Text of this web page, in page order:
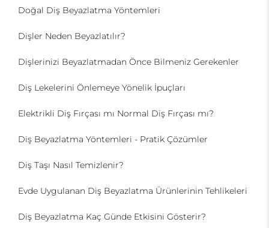
Doğal Diş Beyazlatma Yöntemleri
Dişler Neden Beyazlatılır?
Dişlerinizi Beyazlatmadan Önce Bilmeniz Gerekenler
Diş Lekelerini Önlemeye Yönelik İpuçları
Elektrikli Diş Fırçası mı Normal Diş Fırçası mı?
Diş Beyazlatma Yöntemleri - Pratik Çözümler
Diş Taşı Nasıl Temizlenir?
Evde Uygulanan Diş Beyazlatma Ürünlerinin Tehlikeleri
Diş Beyazlatma Kaç Günde Etkisini Gösterir?